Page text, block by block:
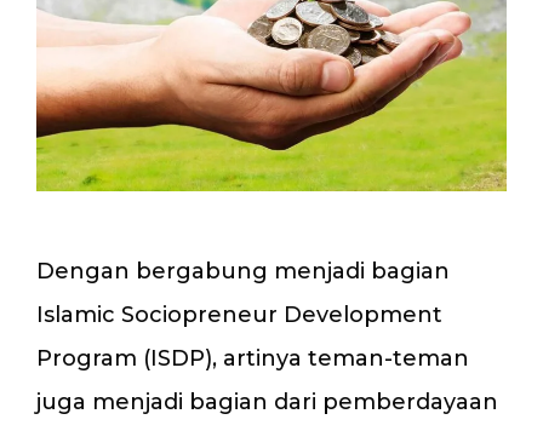
Dengan bergabung menjadi bagian
Islamic Sociopreneur Development
Program (ISDP), artinya teman-teman
juga menjadi bagian dari pemberdayaan